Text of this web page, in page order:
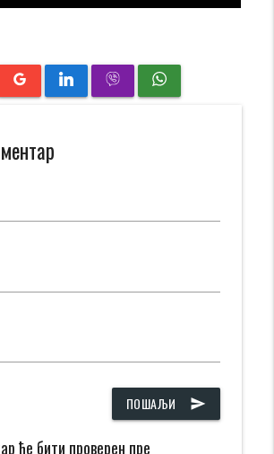
ПОШАЉИ send
ће бити проверен пре